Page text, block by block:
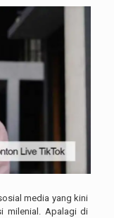
media yang kini
milenial. Apalagi di